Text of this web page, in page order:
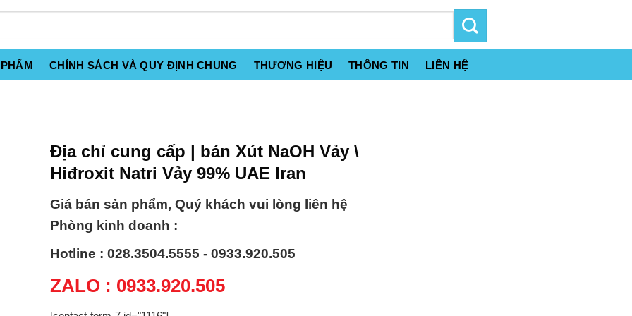
CHÍNH SÁCH VÀ QUY ĐỊNH CHUNG THƯƠNG HIỆU THÔNG TIN LIÊN HỆ
Địa chỉ cung cấp | bán Xút NaOH Vảy \
Hiđroxit Natri Vảy 99% UAE Iran
Giá bán sản phẩm, Quý khách vui lòng liên hệ
Phòng kinh doanh :
Hotline : 028.3504.5555 - 0933.920.505
ZALO : 0933.920.505